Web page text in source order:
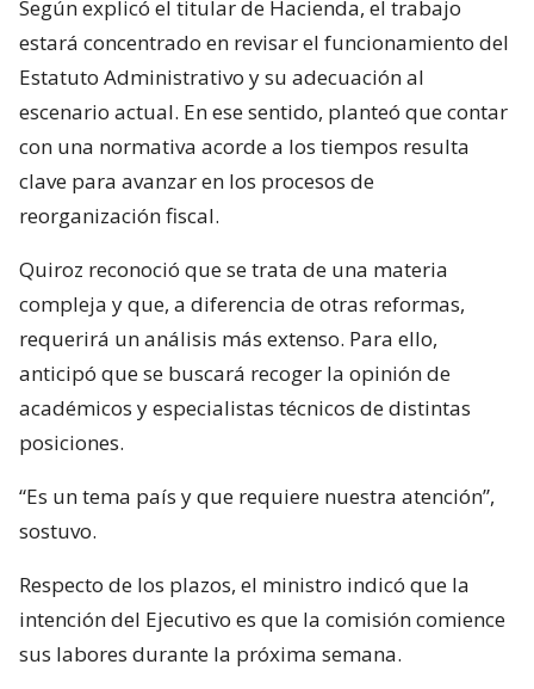
Según explicó el titular de Hacienda, el trabajo
estará concentrado en revisar el funcionamiento del
Estatuto Administrativo y su adecuación al
escenario actual. En ese sentido, planteó que contar
con una normativa acorde a los tiempos resulta
clave para avanzar en los procesos de
reorganización fiscal.
Quiroz reconoció que se trata de una materia
compleja y que, a diferencia de otras reformas,
requerirá un análisis más extenso. Para ello,
anticipó que se buscará recoger la opinión de
académicos y especialistas técnicos de distintas
posiciones.
“Es un tema país y que requiere nuestra atención”,
sostuvo.
Respecto de los plazos, el ministro indicó que la
intención del Ejecutivo es que la comisión comience
sus labores durante la próxima semana.